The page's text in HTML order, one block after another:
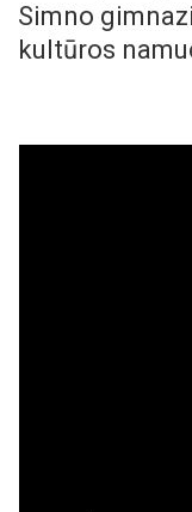
Simno
kultūros